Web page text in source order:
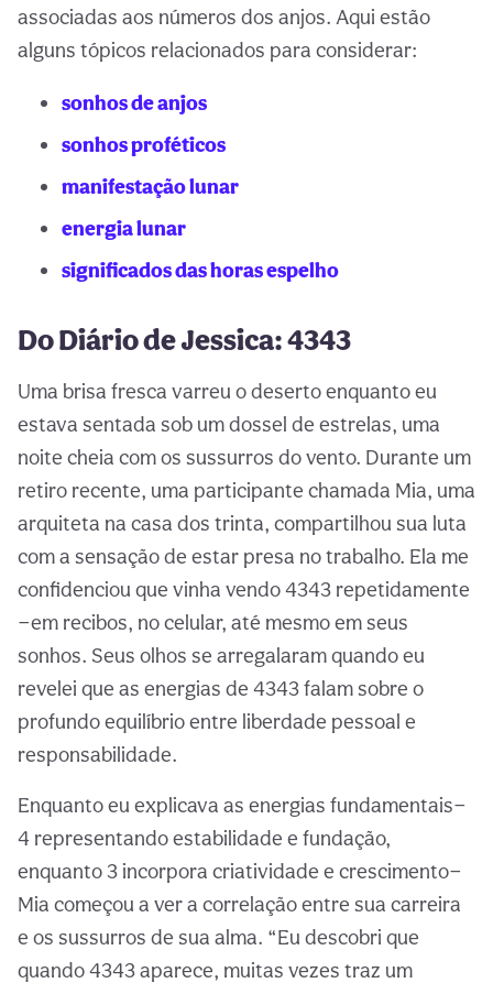
associadas aos números dos anjos. Aqui estão
alguns tópicos relacionados para considerar:
sonhos de anjos
sonhos proféticos
manifestação lunar
energia lunar
significados das horas espelho
Do Diário de Jessica: 4343
Uma brisa fresca varreu o deserto enquanto eu
estava sentada sob um dossel de estrelas, uma
noite cheia com os sussurros do vento. Durante um
retiro recente, uma participante chamada Mia, uma
arquiteta na casa dos trinta, compartilhou sua luta
com a sensação de estar presa no trabalho. Ela me
confidenciou que vinha vendo 4343 repetidamente
—em recibos, no celular, até mesmo em seus
sonhos. Seus olhos se arregalaram quando eu
revelei que as energias de 4343 falam sobre o
profundo equilíbrio entre liberdade pessoal e
responsabilidade.
Enquanto eu explicava as energias fundamentais—
4 representando estabilidade e fundação,
enquanto 3 incorpora criatividade e crescimento—
Mia começou a ver a correlação entre sua carreira
e os sussurros de sua alma. “Eu descobri que
quando 4343 aparece, muitas vezes traz um